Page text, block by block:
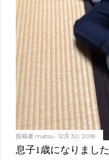
投稿者 matsu 12月 30, 2018
息子1歳になりました